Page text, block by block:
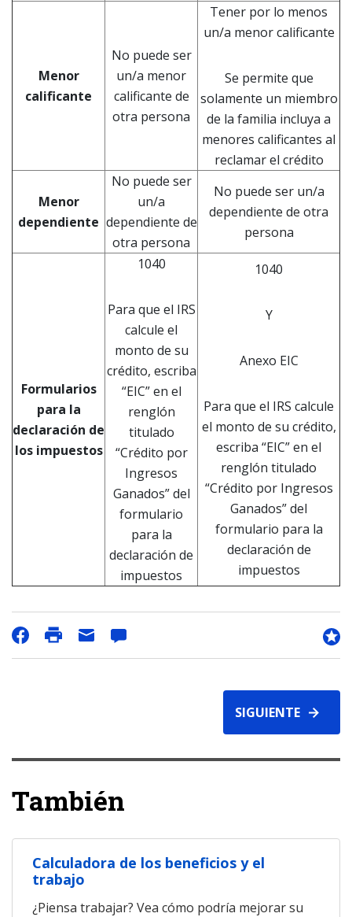
Menor
calificante
No puede ser
un/a menor
calificante de
otra persona
Tener por lo menos
un/a menor calificante
Se permite que
solamente un miembro
de la familia incluya a
menores calificantes al
reclamar el crédito
Menor
dependiente
No puede ser
un/a
dependiente de
otra persona
No puede ser un/a
dependiente de otra
persona
Formularios
para la
declaración de
los impuestos
1040
Para que el IRS
calcule el
monto de su
crédito, escriba
“EIC” en el
renglón
titulado
“Crédito por
Ingresos
Ganados” del
formulario
para la
declaración de
impuestos
1040
Y
Anexo EIC
Para que el IRS calcule
el monto de su crédito,
escriba “EIC” en el
renglón titulado
“Crédito por Ingresos
Ganados” del
formulario para la
declaración de
impuestos
SIGUIENTE
También
Calculadora de los beneficios y el
trabajo
¿Piensa trabajar? Vea cómo podría mejorar su